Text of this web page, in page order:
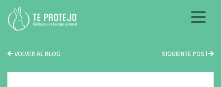
VOLVER AL BLOG SIGUIENTE POST